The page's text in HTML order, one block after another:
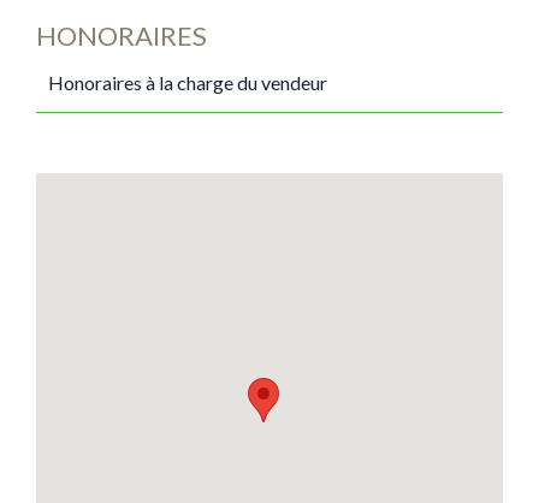
HONORAIRES
Honoraires à la charge du vendeur